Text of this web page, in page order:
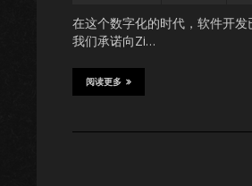
在这个数字化的时代，软件开
我们承诺向Zi…
阅读更多